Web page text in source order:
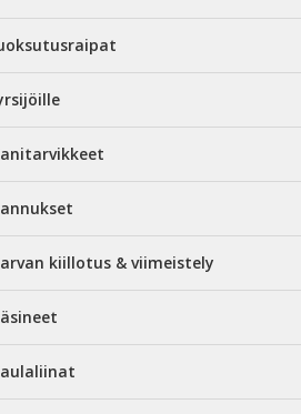
kiillotus & viimeistely